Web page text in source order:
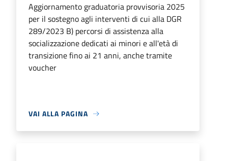
Aggiornamento graduatoria provvisoria 2025
per il sostegno agli interventi di cui alla DGR
289/2023 B) percorsi di assistenza alla
socializzazione dedicati ai minori e all'età di
transizione fino ai 21 anni, anche tramite
voucher
VAI ALLA PAGINA